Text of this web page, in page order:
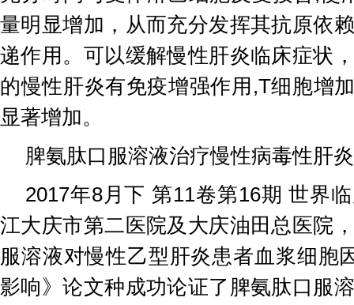
量明显增加，从而充分发挥其抗原依
递作用。可以缓解慢性肝炎临床症状
的慢性肝炎有免疫增强作用,T细胞增
显著增加。
脾氨肽口服溶液治疗慢性病毒性肝
2017年8月下 第11卷第16期 世界
江大庆市第二医院及大庆油田总医院
服溶液对慢性乙型肝炎患者血浆细胞
影响》论文种成功论证了脾氨肽口服